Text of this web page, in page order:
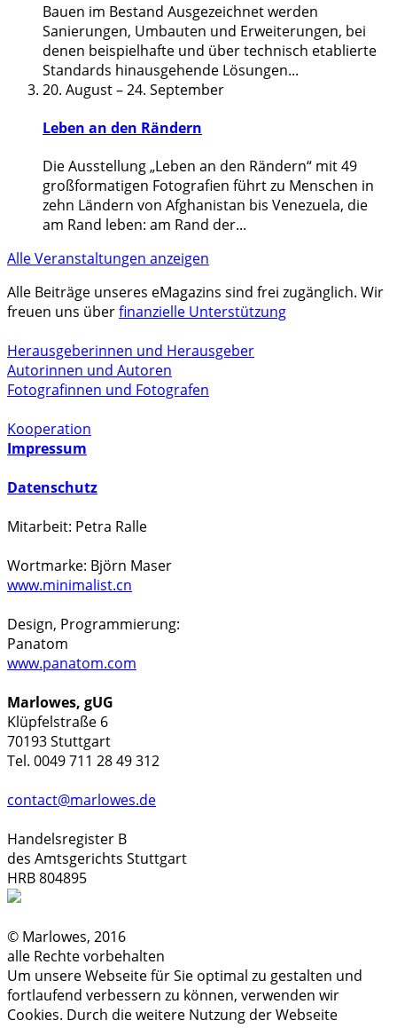
Bauen im Bestand Ausgezeichnet werden
Sanierungen, Umbauten und Erweiterungen, bei
denen beispielhafte und über technisch etablierte
Standards hinausgehende Lösungen...
20. August–24. September
Leben an den Rändern
Die Ausstellung „Leben an den Rändern“ mit 49
großformatigen Fotografien führt zu Menschen in
zehn Ländern von Afghanistan bis Venezuela, die
am Rand leben: am Rand der...
Alle Veranstaltungen anzeigen
Alle Beiträge unseres eMagazins sind frei zugänglich. Wir
freuen uns überfinanzielle Unterstützung
Herausgeberinnen und Herausgeber
Autorinnen und Autoren
Fotografinnen und Fotografen
Kooperation
Impressum
Datenschutz
Mitarbeit: Petra Ralle
Wortmarke: Björn Maser
www.minimalist.cn
Design, Programmierung:
Panatom
www.panatom.com
Marlowes, gUG
Klüpfelstraße 6
70193 Stuttgart
Tel. 0049 711 28 49 312
contact@marlowes.de
Handelsregister B
des Amtsgerichts Stuttgart
HRB 804895
© Marlowes, 2016
alle Rechte vorbehalten
Um unsere Webseite für Sie optimal zu gestalten und
fortlaufend verbessern zu können, verwenden wir
Cookies. Durch die weitere Nutzung der Webseite